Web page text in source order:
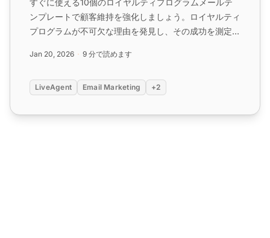
ンプレートで顧客維持を強化しましょう。ロイヤルティ
プログラムが不可欠な理由を発見し、その成功を測定す
して、今日からロイヤルティマーケティングの取り組み
Jan 20, 2026 9 分で読めます
LiveAgent Email Marketing +2